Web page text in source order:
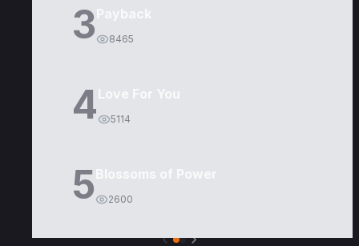
3 8465
4 5114
5 2600